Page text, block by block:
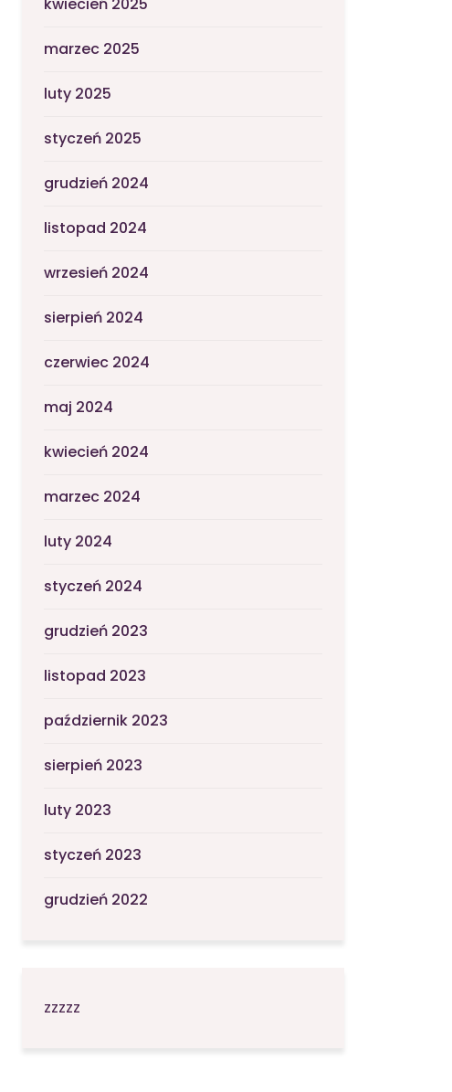
marzec 2025
luty 2025
styczeń 2025
grudzień 2024
listopad 2024
wrzesień 2024
sierpień 2024
czerwiec 2024
maj 2024
kwiecień 2024
marzec 2024
luty 2024
styczeń 2024
grudzień 2023
listopad 2023
październik 2023
sierpień 2023
luty 2023
styczeń 2023
grudzień 2022
zzzzz